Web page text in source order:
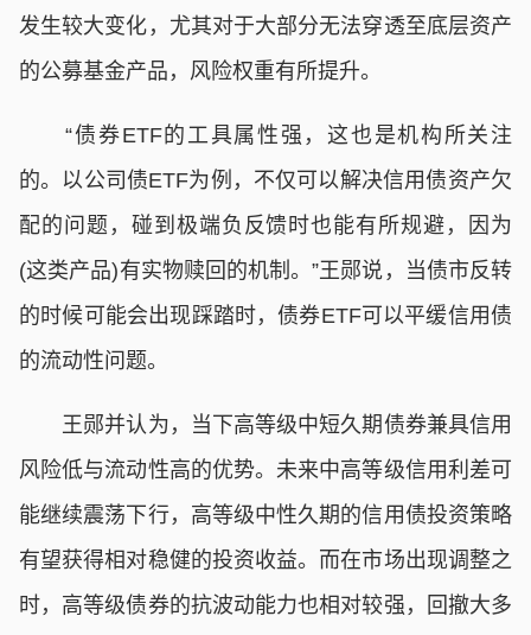
发生较大变化，尤其对于大部分无法穿透至底层资产
的公募基金产品，风险权重有所提升。
“债券ETF的工具属性强，这也是机构所关注
的。以公司债ETF为例，不仅可以解决信用债资产欠
配的问题，碰到极端负反馈时也能有所规避，因为
(这类产品)有实物赎回的机制。”王郧说，当债市反转
的时候可能会出现踩踏时，债券ETF可以平缓信用债
的流动性问题。
王郧并认为，当下高等级中短久期债券兼具信用
风险低与流动性高的优势。未来中高等级信用利差可
能继续震荡下行，高等级中性久期的信用债投资策略
有望获得相对稳健的投资收益。而在市场出现调整之
时，高等级债券的抗波动能力也相对较强，回撤大多